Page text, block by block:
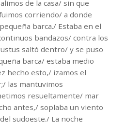
de la casa/ sin que
corriendo/ a donde
barca./ Estaba en el
bandazos/ contra los
saltó dentro/ y se puso
barca/ estaba medio
hecho esto,/ izamos el
las mantuvimos
resueltamente/ mar
antes,/ soplaba un viento
sudoeste./ La noche